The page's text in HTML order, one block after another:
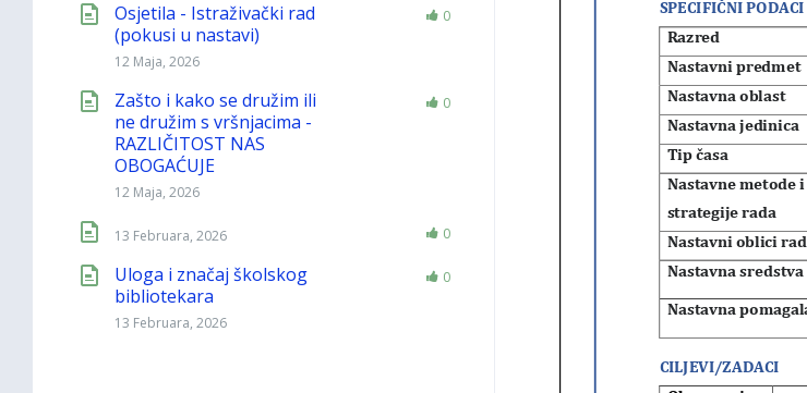
Osjetila - Istraživački rad
(pokusi u nastavi)
12 Maja, 2026
0
Zašto i kako se družim ili
ne družim s vršnjacima -
RAZLIČITOST NAS
OBOGAĆUJE
12 Maja, 2026
0
13 Februara, 2026 0
Uloga i značaj školskog
bibliotekara
13 Februara, 2026
0